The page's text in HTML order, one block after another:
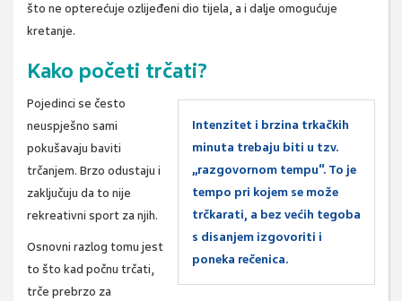
što ne opterećuje ozlijeđeni dio tijela, a i dalje omogućuje
kretanje.
Kako početi trčati?
Intenzitet i brzina trkačkih
minuta trebaju biti u tzv.
„razgovornom tempu“. To je
tempo pri kojem se može
trčkarati, a bez većih tegoba
s disanjem izgovoriti i
poneka rečenica.
Pojedinci se često
neuspješno sami
pokušavaju baviti
trčanjem. Brzo odustaju i
zaključuju da to nije
rekreativni sport za njih.
Osnovni razlog tomu jest
to što kad počnu trčati,
trče prebrzo za